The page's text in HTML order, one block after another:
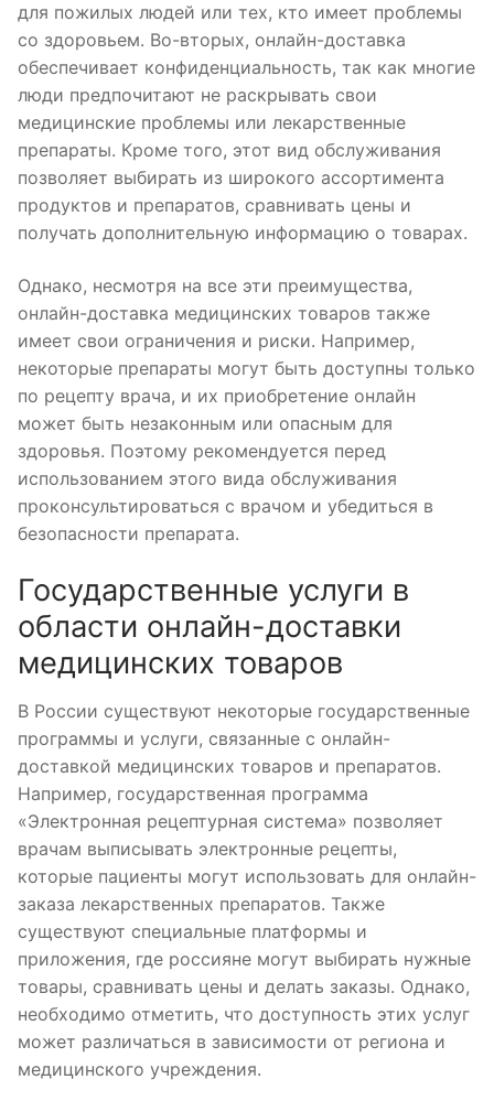
для пожилых людей или тех, кто имеет проблемы
со здоровьем. Во-вторых, онлайн-доставка
обеспечивает конфиденциальность, так как многие
люди предпочитают не раскрывать свои
медицинские проблемы или лекарственные
препараты. Кроме того, этот вид обслуживания
позволяет выбирать из широкого ассортимента
продуктов и препаратов, сравнивать цены и
получать дополнительную информацию о товарах.
Однако, несмотря на все эти преимущества,
онлайн-доставка медицинских товаров также
имеет свои ограничения и риски. Например,
некоторые препараты могут быть доступны только
по рецепту врача, и их приобретение онлайн
может быть незаконным или опасным для
здоровья. Поэтому рекомендуется перед
использованием этого вида обслуживания
проконсультироваться с врачом и убедиться в
безопасности препарата.
Государственные услуги в
области онлайн-доставки
медицинских товаров
В России существуют некоторые государственные
программы и услуги, связанные с онлайн-
доставкой медицинских товаров и препаратов.
Например, государственная программа
«Электронная рецептурная система» позволяет
врачам выписывать электронные рецепты,
которые пациенты могут использовать для онлайн-
заказа лекарственных препаратов. Также
существуют специальные платформы и
приложения, где россияне могут выбирать нужные
товары, сравнивать цены и делать заказы. Однако,
необходимо отметить, что доступность этих услуг
может различаться в зависимости от региона и
медицинского учреждения.